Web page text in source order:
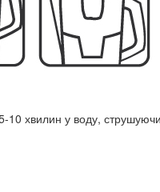
10 хвилин у воду,